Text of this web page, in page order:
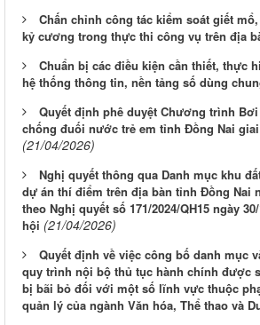
Chấn chỉnh công tác kiểm soát giết
kỷ cương trong thực thi công vụ trên địa
Chuẩn bị các điều kiện cần thiết, thực
hệ thống thông tin, nền tảng số dùng
Quyết định phê duyệt Chương trình
chống đuối nước trẻ em tỉnh Đồng Nai giai
(21/04/2026)
Nghị quyết thông qua Danh mục khu
dự án thí điểm trên địa bàn tỉnh Đồng Nai
theo Nghị quyết số 171/2024/QH15 ngày
hội (21/04/2026)
Quyết định về việc công bố danh mục
quy trình nội bộ thủ tục hành chính được
bị bãi bỏ đối với một số lĩnh vực thuộc
quản lý của ngành Văn hóa, Thể thao và